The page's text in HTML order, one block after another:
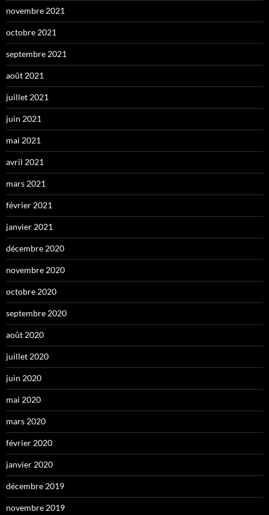
novembre 2021
octobre 2021
septembre 2021
août 2021
juillet 2021
juin 2021
mai 2021
avril 2021
mars 2021
février 2021
janvier 2021
décembre 2020
novembre 2020
octobre 2020
septembre 2020
août 2020
juillet 2020
juin 2020
mai 2020
mars 2020
février 2020
janvier 2020
décembre 2019
novembre 2019